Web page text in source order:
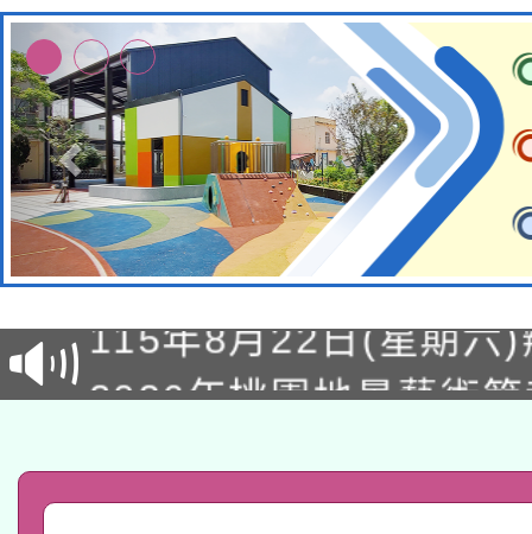
轉知經濟部水利署委託
業技術研究院辦理「
用水績優單位及節水達
動」
115年8月22日(星期六
桃園市孔廟祈福系列
2026年桃園地景藝術
關事宜
轉知教育部國民及學前